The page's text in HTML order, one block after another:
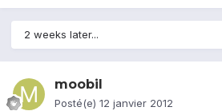
2 weeks later...
moobil
Posté(e) 12 janvier 2012